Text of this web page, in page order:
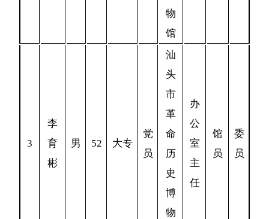
物
馆
3
李
育
彬
男 52 大专
党
员
汕
头
市
革
命
历
史
博
物
办
公
室
主
任
馆
员
委
员